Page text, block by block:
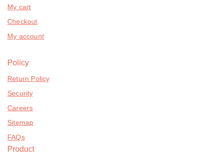
My cart
Checkout
My account
Policy
Return Policy
Security
Careers
Sitemap
FAQs
Product